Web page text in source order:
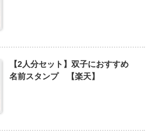
【2人分セット】双子におすすめ
名前スタンプ 【楽天】